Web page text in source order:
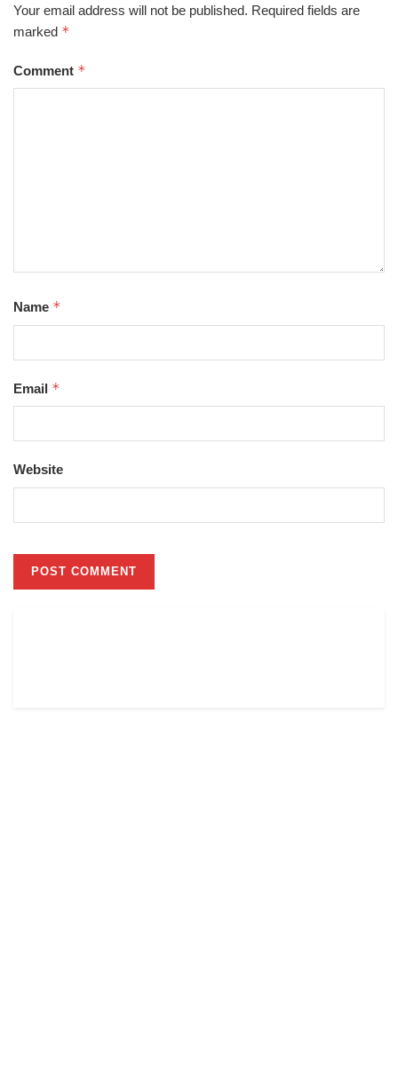
Your email address will not be published. Required fields are
marked *
Comment *
Name *
Email *
Website